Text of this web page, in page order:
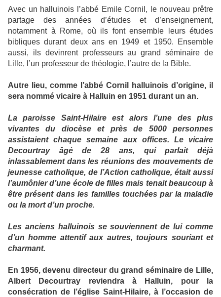
Avec un halluinois l’abbé Emile Cornil, le nouveau prêtre
partage des années d’études et d’enseignement,
notamment à Rome, où ils font ensemble leurs études
bibliques durant deux ans en 1949 et 1950. Ensemble
aussi, ils devinrent professeurs au grand séminaire de
Lille, l’un professeur de théologie, l’autre de la Bible.
Autre lieu, comme l’abbé Cornil halluinois d’origine, il
sera nommé vicaire à Halluin en 1951 durant un an.
La paroisse Saint-Hilaire
est alors l’une des plus
vivantes du diocèse et près de 5000 personnes
assistaient chaque semaine aux offices. Le vicaire
Decourtray âgé de 28 ans, qui parlait déjà
inlassablement dans les réunions des mouvements de
jeunesse catholique, de l’Action catholique, était aussi
l’aumônier d’une école de filles mais tenait beaucoup à
être présent dans les familles touchées par la maladie
ou la mort d’un proche.
Les anciens halluinois se souviennent de lui comme
d’un homme attentif aux autres, toujours souriant et
charmant.
En 1956, devenu directeur du grand séminaire de Lille,
Albert Decourtray reviendra à Halluin, pour la
consécration de l’église Saint-Hilaire, à l’occasion de